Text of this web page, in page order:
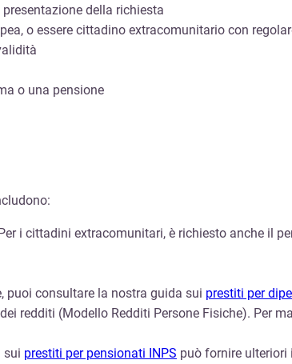
della richiesta
o essere cittadino extracomunitario con
o una pensione
i cittadini extracomunitari, è richiesto anche il
puoi consultare la nostra guida sui prestiti per
redditi (Modello Redditi Persone Fisiche). Per
sui prestiti per pensionati INPS può fornire